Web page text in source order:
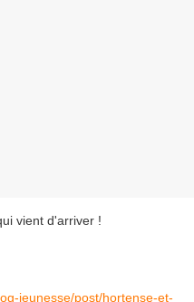
vient d'arriver !